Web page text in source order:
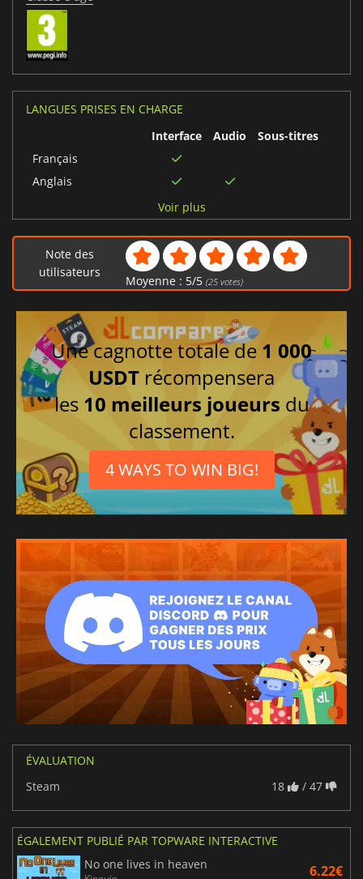
LANGUES PRISES EN CHARGE
Interface
Audio
Sous-titres
Français
Anglais
Russe
Italien
Tchèque
Coréen
Allemand
Espagnol
Japonais
Polonais
Voir plus
Note des
utilisateurs
Moyenne : 5/5 (25votes)
Une cagnotte totale de 1 000
USDT récompensera
les 10 meilleurs joueurs du
classement.
4 WAYS TO WIN BIG!
ÉVALUATION
Steam
18 / 47
ÉGALEMENT PUBLIÉ PAR TOPWARE INTERACTIVE
No one lives in heaven
6.22€